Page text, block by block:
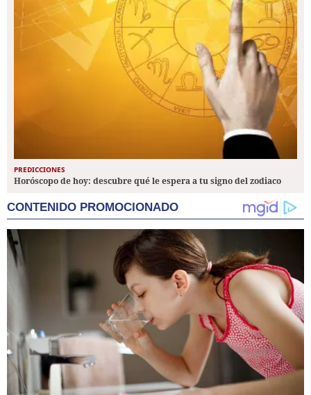
PREDICCIONES
Horóscopo de hoy: descubre qué le espera a tu signo del zodiaco
CONTENIDO PROMOCIONADO